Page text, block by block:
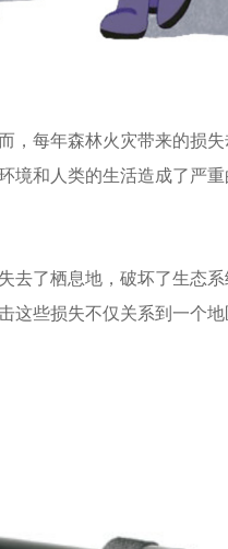
，每年森林火灾带来的损
境和人类的生活造成了严
去了栖息地，破坏了生态系
这些损失不仅关系到一个